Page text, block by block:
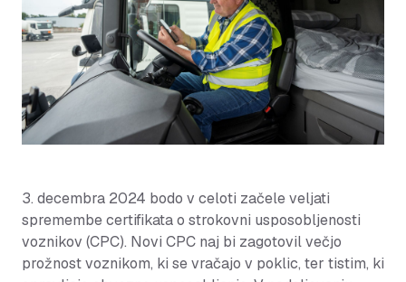
3. decembra 2024 bodo v celoti začele veljati
spremembe certifikata o strokovni usposobljenosti
voznikov (CPC). Novi CPC naj bi zagotovil večjo
prožnost voznikom, ki se vračajo v poklic, ter tistim, ki